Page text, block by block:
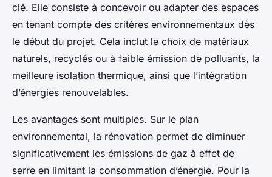
clé. Elle consiste à concevoir ou adapter des espaces
en tenant compte des critères environnementaux dès
le début du projet. Cela inclut le choix de matériaux
naturels, recyclés ou à faible émission de polluants, la
meilleure isolation thermique, ainsi que l’intégration
d’énergies renouvelables.
Les avantages sont multiples. Sur le plan
environnemental, la rénovation permet de diminuer
significativement les émissions de gaz à effet de
serre en limitant la consommation d’énergie. Pour la